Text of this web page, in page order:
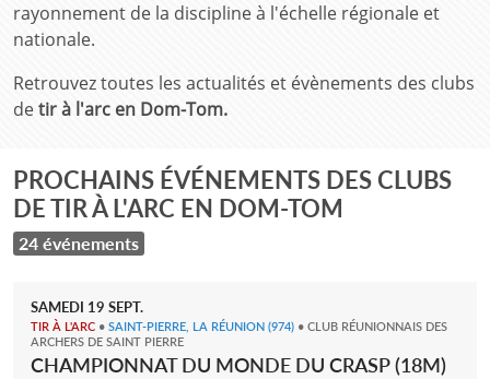
rayonnement de la discipline à l'échelle régionale et
nationale.
Retrouvez toutes les actualités et évènements des clubs
detir à l'arc en Dom-Tom.
PROCHAINS ÉVÉNEMENTS DES CLUBS
DE TIR À L'ARC EN DOM-TOM
24 événements
SAMEDI 19 SEPT.
TIR À L'ARC • SAINT-PIERRE, LA RÉUNION (974) • CLUB RÉUNIONNAIS DES
ARCHERS DE SAINT PIERRE
CHAMPIONNAT DU MONDE DU CRASP (18M)